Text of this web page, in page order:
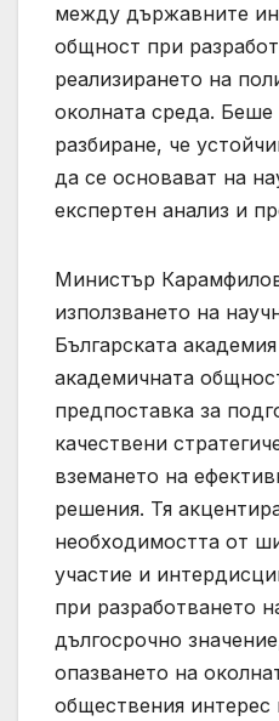
между държавните
общност при
реализирането на
околната среда.
разбиране, че
да се основават на
експертен анализ и
Министър
използването на
Българската
академичната
предпоставка за
качествени
вземането на
решения. Тя
необходимостта от
участие и
при разработването
дългосрочно
опазването на
обществения